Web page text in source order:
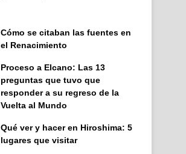
Cómo se citaban las fuentes en
el Renacimiento
Proceso a Elcano: Las 13
preguntas que tuvo que
responder a su regreso de la
Vuelta al Mundo
Qué ver y hacer en Hiroshima: 5
lugares que visitar